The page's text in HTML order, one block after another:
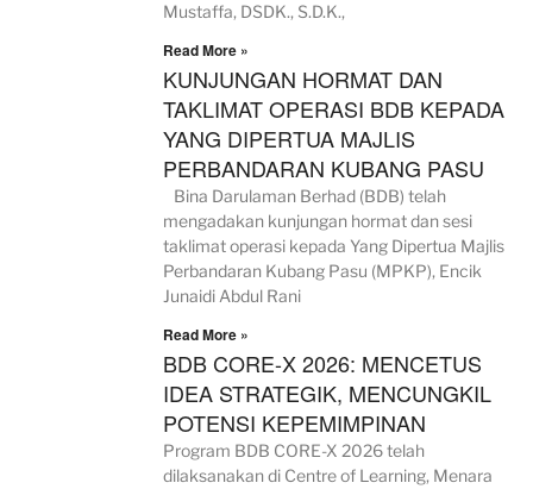
Mustaffa, DSDK., S.D.K.,
Read More »
KUNJUNGAN HORMAT DAN
TAKLIMAT OPERASI BDB KEPADA
YANG DIPERTUA MAJLIS
PERBANDARAN KUBANG PASU
Bina Darulaman Berhad (BDB) telah
mengadakan kunjungan hormat dan sesi
taklimat operasi kepada Yang Dipertua Majlis
Perbandaran Kubang Pasu (MPKP), Encik
Junaidi Abdul Rani
Read More »
BDB CORE-X 2026: MENCETUS
IDEA STRATEGIK, MENCUNGKIL
POTENSI KEPEMIMPINAN
Program BDB CORE-X 2026 telah
dilaksanakan di Centre of Learning, Menara